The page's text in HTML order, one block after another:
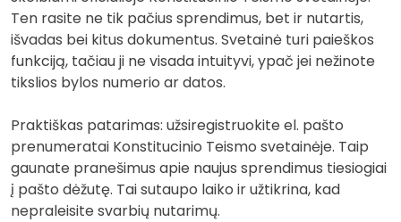
Ten rasite ne tik pačius sprendimus, bet ir nutartis,
išvadas bei kitus dokumentus. Svetainė turi paieškos
funkciją, tačiau ji ne visada intuityvi, ypač jei nežinote
tikslios bylos numerio ar datos.
Praktiškas patarimas: užsiregistruokite el. pašto
prenumeratai Konstitucinio Teismo svetainėje. Taip
gaunate pranešimus apie naujus sprendimus tiesiogiai
į pašto dėžutę. Tai sutaupo laiko ir užtikrina, kad
nepraleisite svarbių nutarimų.